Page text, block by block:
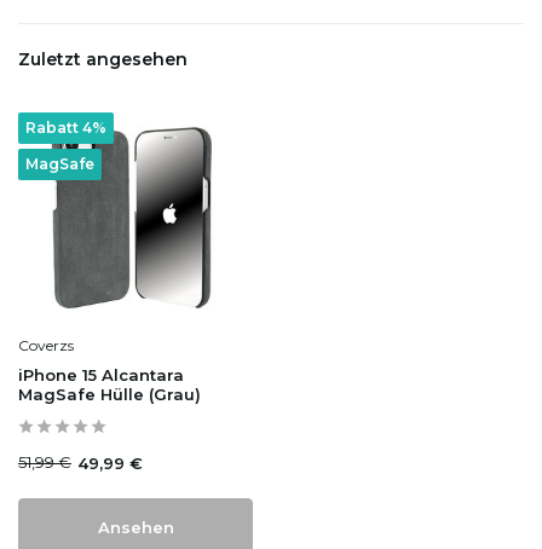
Zuletzt angesehen
MagSafe
Rabatt 4%
Coverzs
iPhone 15 Alcantara
MagSafe Hülle (Grau)
51,99 € 49,99 €
Ansehen